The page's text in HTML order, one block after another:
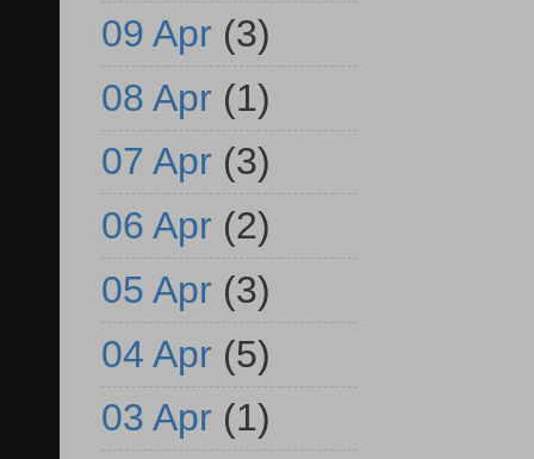
09 Apr (3)
08 Apr (1)
07 Apr (3)
06 Apr (2)
05 Apr (3)
04 Apr (5)
03 Apr (1)